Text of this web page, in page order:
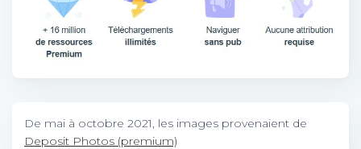
De mai à octobre 2021, les images provenaient de
Deposit Photos (premium)